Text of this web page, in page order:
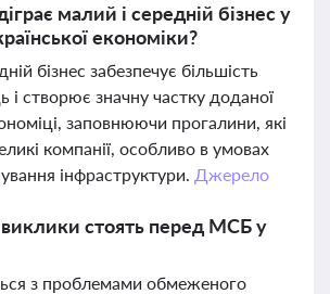
малий і середній бізнес у
економіки?
бізнес забезпечує більшість
і створює значну частку доданої
заповнюючи прогалини, які
компанії, особливо в умовах
інфраструктури. Джерело
виклики стоять перед МСБ у
з проблемами обмеженого